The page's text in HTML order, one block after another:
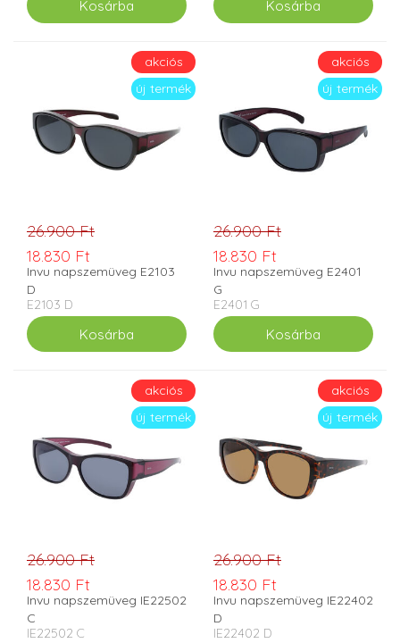
akciós
új termék
26.900 Ft
18.830 Ft
Invu napszemüveg E2103
D
E2103 D
akciós
új termék
26.900 Ft
18.830 Ft
Invu napszemüveg E2401
G
E2401 G
akciós
új termék
26.900 Ft
18.830 Ft
Invu napszemüveg IE22502
C
IE22502 C
akciós
új termék
26.900 Ft
18.830 Ft
Invu napszemüveg IE22402
D
IE22402 D